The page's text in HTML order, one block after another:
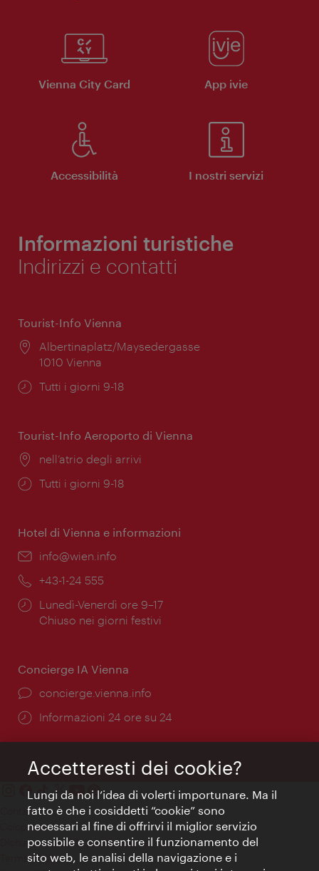
Vienna City Card App ivie
Accessibilità I nostri servizi
Informazioni turistiche
Indirizzi e contatti
Tourist-Info Vienna
Posizione:
Albertinaplatz/Maysedergasse
1010 Vienna
Orari
Tutti i giorni 9-18
Tourist-Info Aeroporto di Vienna
Posizione:
nell’atrio degli arrivi
Orari
Tutti i giorni 9-18
Hotel di Vienna e informazioni
Email:
info@wien.info
Telefono:
+43-1-24 555
Orari
di
Lunedì-Venerdì ore 9–17
Chiuso nei giorni festivi
Concierge IA Vienna
Ort:
concierge.vienna.info
Öffnungszeiten:
Informazioni 24 ore su 24
Contatti
Colophon
Dichiarazione sulla protezione dei dati
Terms of Use
Accetteresti dei cookie?
Lungi da noi l’idea di volerti importunare. Ma il
fatto è che i cosiddetti “cookie” sono
necessari al fine di offrirvi il miglior servizio
possibile e consentire il funzionamento del
sito web, le analisi della navigazione e i